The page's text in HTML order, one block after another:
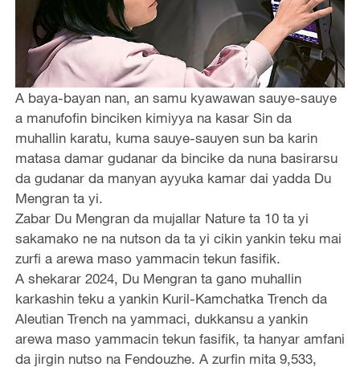
A baya-bayan nan, an samu kyawawan sauye-sauye
a manufofin binciken kimiyya na kasar Sin da
muhallin karatu, kuma sauye-sauyen sun ba karin
matasa damar gudanar da bincike da nuna basirarsu
da gudanar da manyan ayyuka kamar dai yadda Du
Mengran ta yi.
Zabar Du Mengran da mujallar Nature ta 10 ta yi
sakamako ne na nutson da ta yi cikin yankin teku mai
zurfi a arewa maso yammacin tekun fasifik.
A shekarar 2024, Du Mengran ta gano muhallin
karkashin teku a yankin Kuril-Kamchatka Trench da
Aleutian Trench na yammaci, dukkansu a yankin
arewa maso yammacin tekun fasifik, ta hanyar amfani
da jirgin nutso na Fendouzhe. A zurfin mita 9,533,